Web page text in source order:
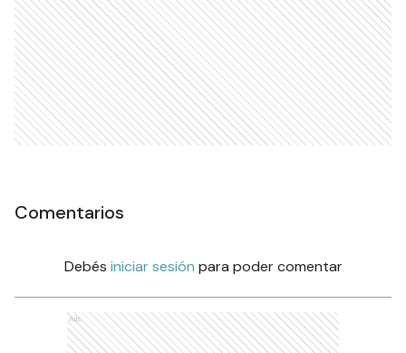
Comentarios
Debés iniciar sesión para poder comentar
Ads